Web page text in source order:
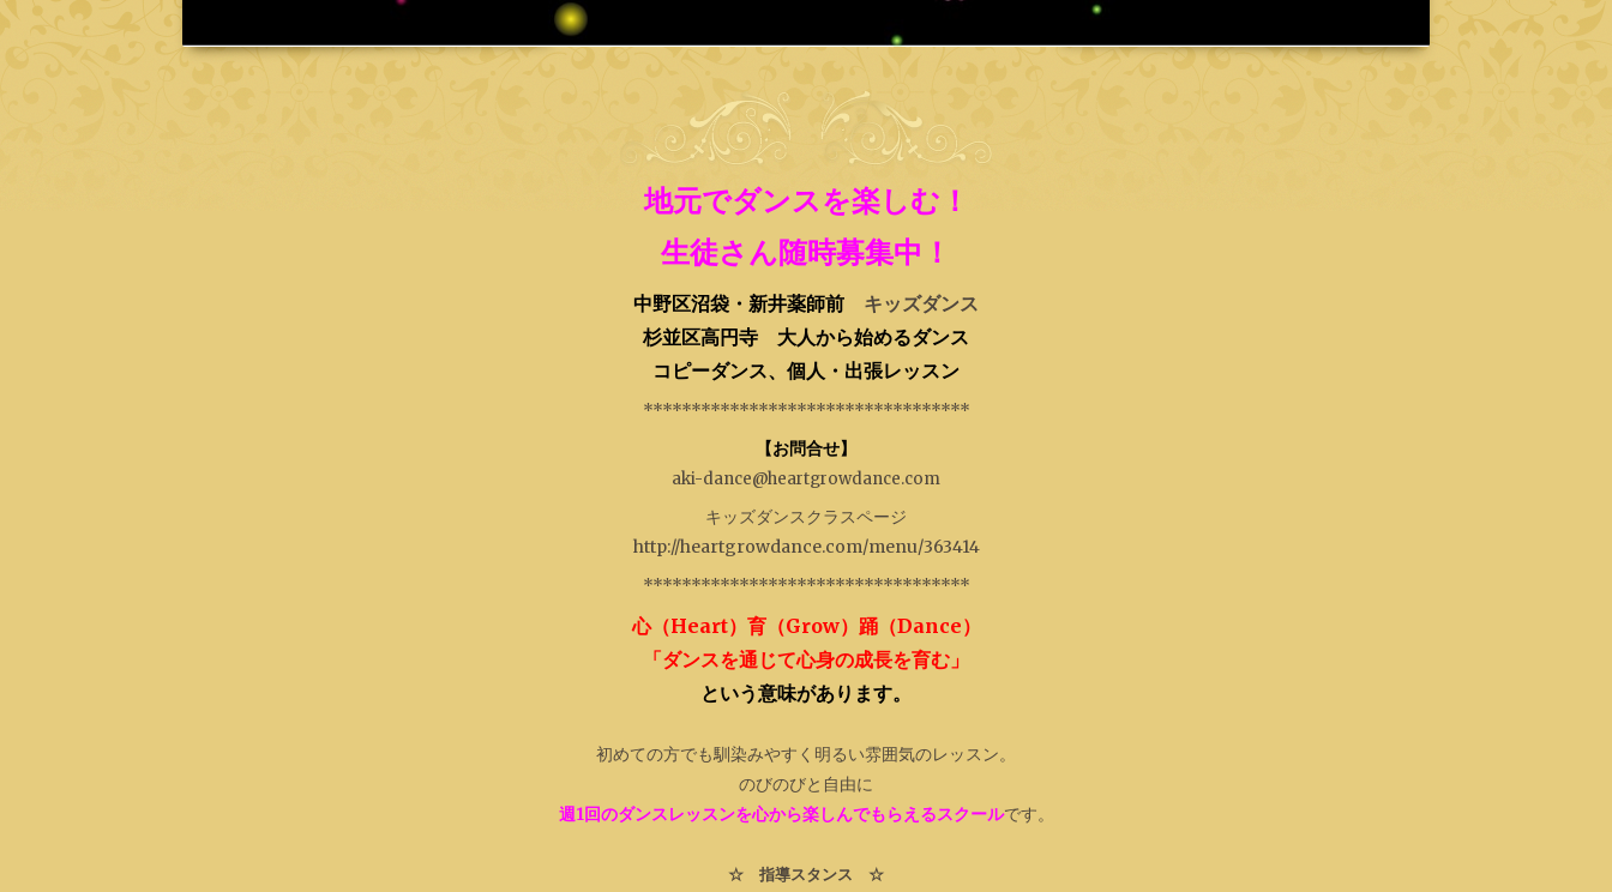
地元でダンスを楽しむ！
生徒さん随時募集中！
中野区沼袋・新井薬師前 キッズダンス
杉並区高円寺 大人から始めるダンス
コピーダンス、個人・出張レッスン
**********************************
【お問合せ】
aki-dance@heartgrowdance.com
キッズダンスクラスページ
http://heartgrowdance.com/menu/363414
**********************************
心（Heart）育（Grow） 踊（Dance）
「ダンスを通じて心身の成長を育む」
という意味があります。
初めての方でも馴染みやすく明るい雰囲気のレッスン。
のびのびと自由に
週1回のダンスレッスンを心から楽しんでもらえるスクールです。
☆ 指導スタンス ☆